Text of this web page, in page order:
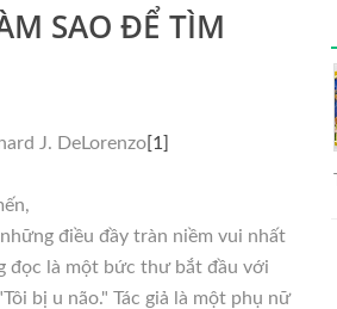
SAO ĐỂ TÌM
J. DeLorenzo[1]
điều đầy tràn niềm vui nhất
đọc là một bức thư bắt đầu với
bị u não." Tác giả là một phụ nữ